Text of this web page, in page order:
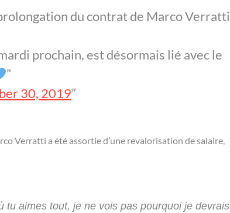
du contrat de Marco Verratti
prochain, est désormais lié avec le
30, 2019
Verratti a été assortie d’une revalorisation de salaire,
tu aimes tout, je ne vois pas pourquoi je devrais